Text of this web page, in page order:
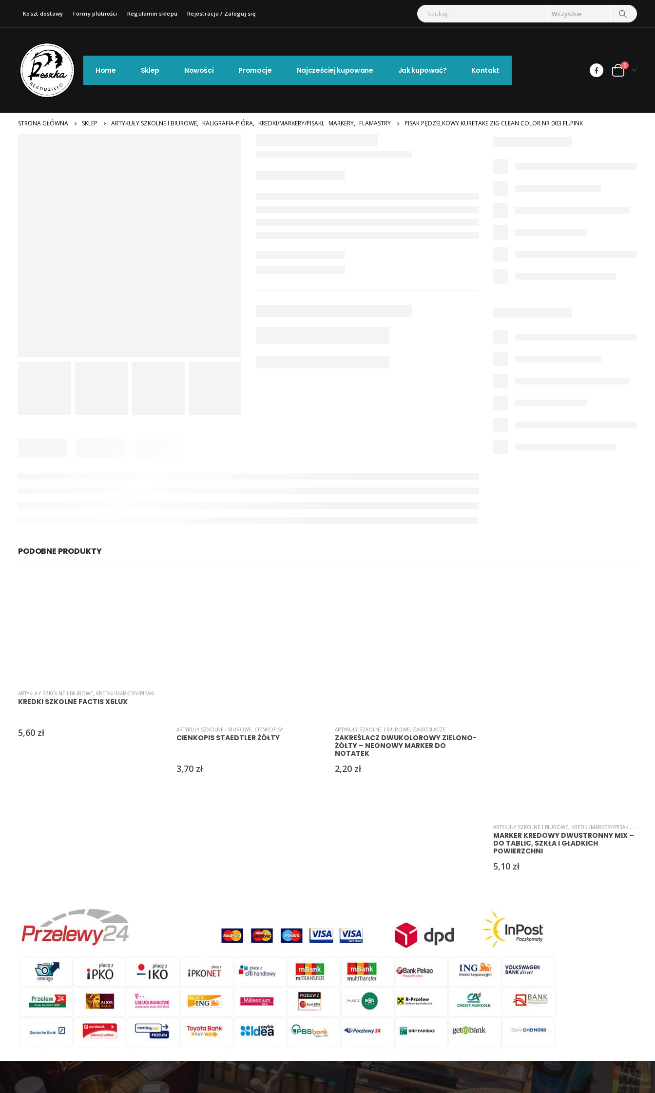
Koszt dostawy Formy płatności Regulamin sklepu Rejestracja / Zaloguj się
Home Sklep Nowości Promocje Najcześciej kupowane Jak kupować? Kontakt 0
STRONA GŁÓWNA SKLEP ARTYKUŁY SZKOLNE I BIUROWE, KALIGRAFIA-PIÓRA, KREDKI/MARKERY/PISAKI, MARKERY, FLAMASTRY PISAK PĘDZELKOWY KURETAKE ZIG CLEAN COLOR NR 003 FL.PINK
PODOBNE PRODUKTY
ARTYKUŁY SZKOLNE I BIUROWE, KREDKI/MARKERY/PISAKI
KREDKI SZKOLNE FACTIS X6LUX
5,60 zł ARTYKUŁY SZKOLNE I BIUROWE, CIENKOPISY
CIENKOPIS STAEDTLER ŻÓŁTY
3,70 zł
ARTYKUŁY SZKOLNE I BIUROWE, ZAKREŚLACZE
ZAKREŚLACZ DWUKOLOROWY ZIELONO-
ŻÓŁTY – NEONOWY MARKER DO
NOTATEK
2,20 zł
ARTYKUŁY SZKOLNE I BIUROWE, KREDKI/MARKERY/PISAKI,
MARKER KREDOWY DWUSTRONNY MIX –
DO TABLIC, SZKŁA I GŁADKICH
POWIERZCHNI
5,10 zł